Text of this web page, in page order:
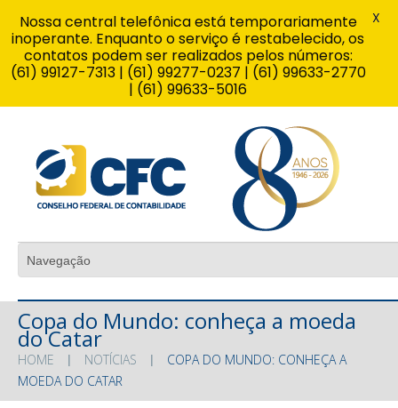
Copa do Mundo: conheça a moeda
do Catar
HOME NOTÍCIAS
COPA DO MUNDO: CONHEÇA A
MOEDA DO CATAR
Nossa central telefônica está temporariamente
inoperante. Enquanto o serviço é restabelecido, os
contatos podem ser realizados pelos números:
(61) 99127-7313 | (61) 99277-0237 | (61) 99633-2770
| (61) 99633-5016
X